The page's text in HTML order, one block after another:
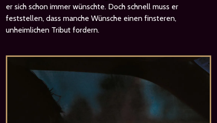
er sich schon immer wünschte. Doch schnell muss er
feststellen, dass manche Wünsche einen finsteren,
unheimlichen Tribut fordern.